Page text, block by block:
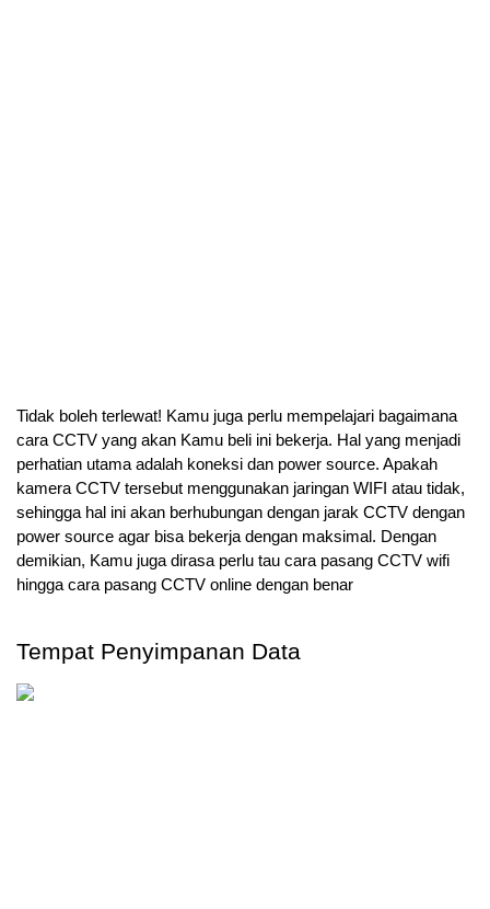
Tidak boleh terlewat! Kamu juga perlu mempelajari bagaimana
cara CCTV yang akan Kamu beli ini bekerja. Hal yang menjadi
perhatian utama adalah koneksi dan power source. Apakah
kamera CCTV tersebut menggunakan jaringan WIFI atau tidak,
sehingga hal ini akan berhubungan dengan jarak CCTV dengan
power source agar bisa bekerja dengan maksimal. Dengan
demikian, Kamu juga dirasa perlu tau cara pasang CCTV wifi
hingga cara pasang CCTV online dengan benar
Tempat Penyimpanan Data